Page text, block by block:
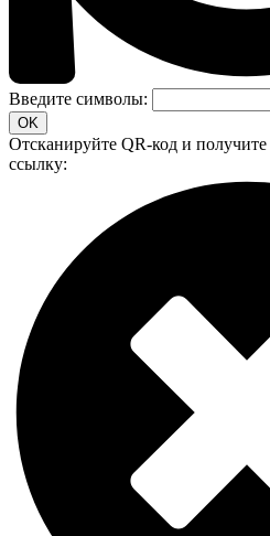
Введите символы:
Отсканируйте QR-код и
ссылку: